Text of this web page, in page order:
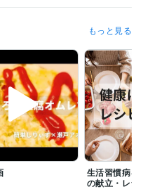
・コーチ 経験年数 : 10年
~ 現在
らして健康に 心身のバラン
が実践できる 副業×投資×節約
のやさしい健康レシピ エジソ
短アイデアとスト…
女性自
自身　夏にぴったり！冷やし
ニューパートナー管理栄養
もっと見る
生活習慣病を
の献立・レシ